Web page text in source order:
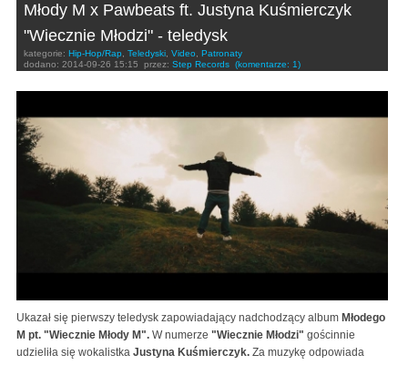
Młody M x Pawbeats ft. Justyna Kuśmierczyk
"Wiecznie Młodzi" - teledysk
kategorie: Hip-Hop/Rap, Teledyski, Video, Patronaty
dodano: 2014-09-26 15:15 przez: Step Records (komentarze: 1)
Ukazał się pierwszy teledysk zapowiadający nadchodzący album Młodego
M pt. "Wiecznie Młody M". W numerze "Wiecznie Młodzi" gościnnie
udzieliła się wokalistka Justyna Kuśmierczyk. Za muzykę odpowiada